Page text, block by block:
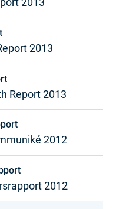
2013
Report 2013
2012
2012